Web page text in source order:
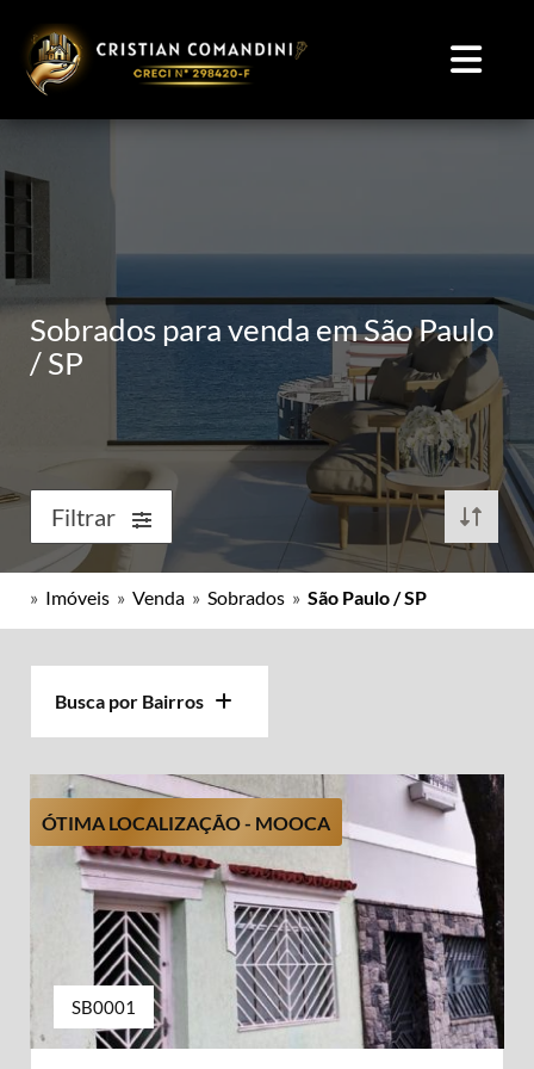
Sobrados para venda em São Paulo
/ SP
Filtrar
» Imóveis » Venda » Sobrados » São Paulo / SP
Busca por Bairros
ÓTIMA LOCALIZAÇÃO - MOOCA
SB0001